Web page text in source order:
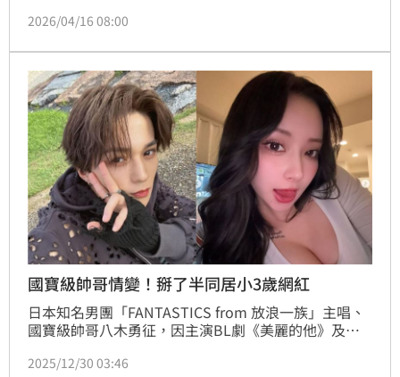
CP&mdash;&mdash;張哲偉與陳峻廷、洪言翔與羅章
「U:NUS」高有翔、吳昱廷，以及「Ozone」周祖
安、黃文廷與林煥鈞，讓現場歌迷一次感受不同風格的
舞台魅力。
2026/04/16 08:00
國寶級帥哥情變！掰了半同居小3歲網紅
日本知名男團「FANTASTICS from 放浪一族」主唱、
國寶級帥哥八木勇征，因主演BL劇《美麗的他》及漫
展至海外。11月，他曾在台北舉辦粉絲見面會，當時吸
2025/12/30 03:46